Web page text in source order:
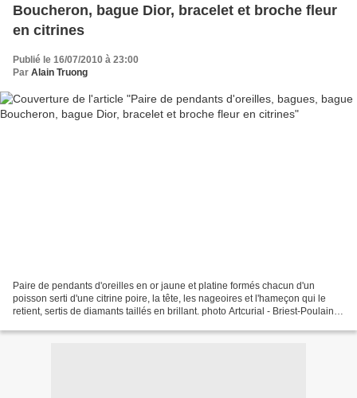
Boucheron, bague Dior, bracelet et broche fleur
en citrines
Publié le 16/07/2010 à 23:00
Par Alain Truong
Paire de pendants d'oreilles en or jaune et platine formés chacun d'un
poisson serti d'une citrine poire, la tête, les nageoires et l'hameçon qui le
retient, sertis de diamants taillés en brillant. photo Artcurial - Briest-Poulain-